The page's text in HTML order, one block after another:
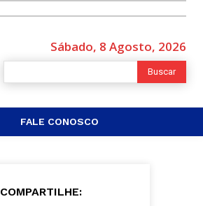
Sábado, 8 Agosto, 2026
Buscar
FALE CONOSCO
COMPARTILHE: